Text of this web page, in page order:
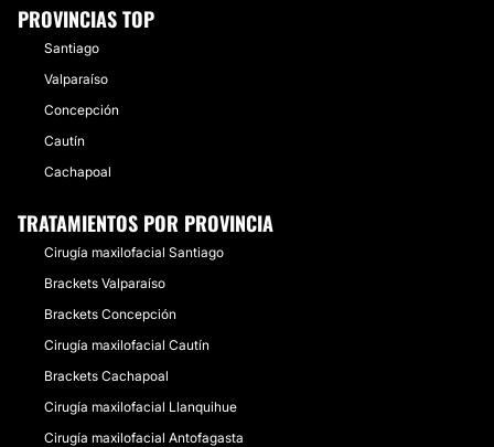
PROVINCIAS TOP
Santiago
Valparaíso
Concepción
Cautín
Cachapoal
TRATAMIENTOS POR PROVINCIA
Cirugía maxilofacial Santiago
Brackets Valparaíso
Brackets Concepción
Cirugía maxilofacial Cautín
Brackets Cachapoal
Cirugía maxilofacial Llanquihue
Cirugía maxilofacial Antofagasta